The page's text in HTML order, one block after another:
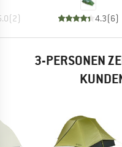
(2) 4.3(6)
3-PERSONEN